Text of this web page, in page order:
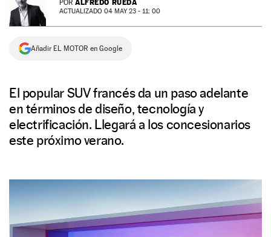
NEWSLETTER
SÍGUENOS
POR ALFREDO RUEDA
ACTUALIZADO 04 MAY 23 - 11: 00
Añadir EL MOTOR en Google
El popular SUV francés da un paso adelante
en términos de diseño, tecnología y
electrificación. Llegará a los concesionarios
este próximo verano.